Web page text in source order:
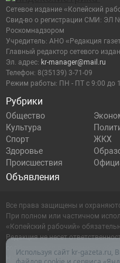
Рубрики
Общество
Культура
Спорт
ЖКХ
Здоровье
Происшествия
Объявления
Сетевое издание «Копейский
Cвид-во о регистрации СМИ: ЭЛ
Роскомнадзором
Учредитель: АНО «Редакция
Главный редактор сетевого
Эл. адрес: kr-manager@mail.ru
Телефон: 8(35139) 3-71-09
Режим работы: ПН - ПТ с 9:00 до
Все права защищены и
При полном или частичном
«Копейский рабочий»
Редакция не несет
содержащейся в рекламных
Настоящий ресурс может
Используя сайт kr-gazeta.ru,